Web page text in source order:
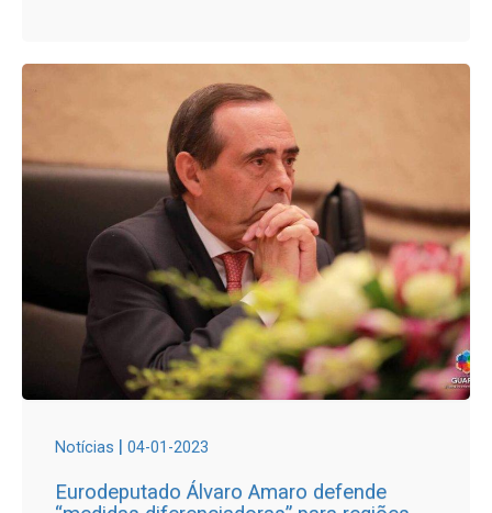
Notícias | 04-01-2023
Eurodeputado Álvaro Amaro defende